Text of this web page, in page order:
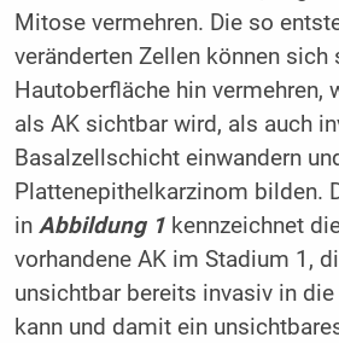
Mitose vermehren. Die so
veränderten Zellen können sich
Hautoberfläche hin vermehren,
als AK sichtbar wird, als auch
Basalzellschicht einwandern
Plattenepithelkarzinom bilden.
in Abbildung 1kennzeichnet
vorhandene AK im Stadium 1,
unsichtbar bereits invasiv in
kann und damit ein